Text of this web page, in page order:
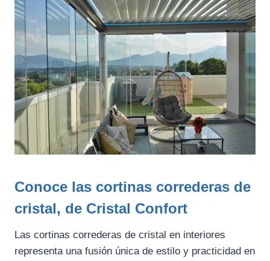
Conoce las cortinas correderas de
cristal, de Cristal Confort
Las cortinas correderas de cristal en interiores
representa una fusión única de estilo y practicidad en